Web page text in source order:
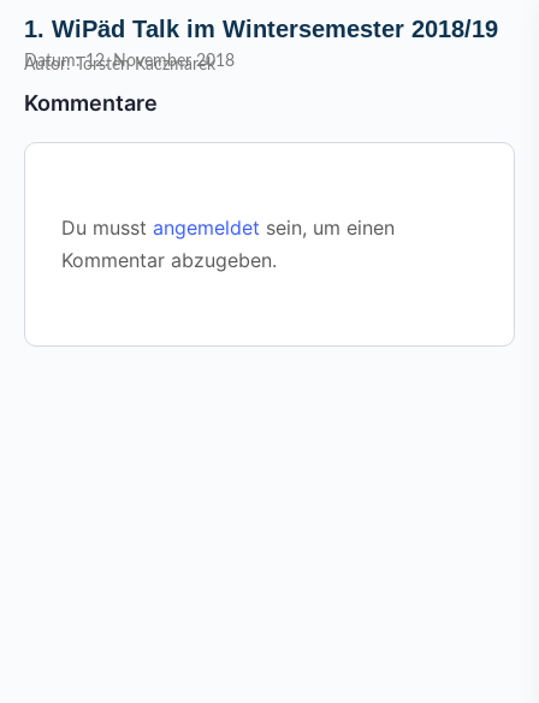
1. WiPäd Talk im Wintersemester 2018/19
Datum: 12. November 2018
Autor: Torsten Kaczmarek
Kommentare
Du musst angemeldet sein, um einen
Kommentar abzugeben.